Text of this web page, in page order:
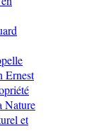
Ernest
Nature
et